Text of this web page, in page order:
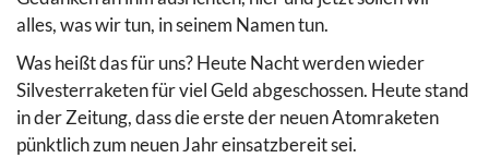
alles, was wir tun, in seinem Namen tun.
Was heißt das für uns? Heute Nacht werden wieder
Silvesterraketen für viel Geld abgeschossen. Heute stand
in der Zeitung, dass die erste der neuen Atomraketen
pünktlich zum neuen Jahr einsatzbereit sei.